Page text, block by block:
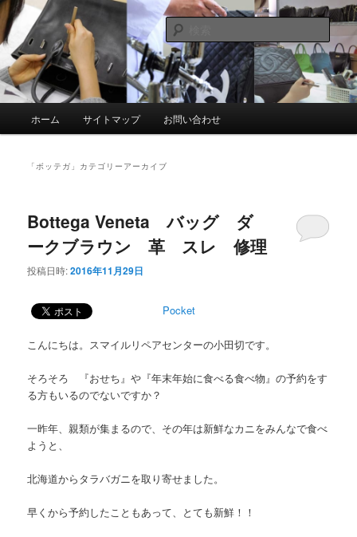
メ
イ
ン
ン
テ
サ
ブ
コ
テ
ン
革製品リペア専門店 スマイルリペ
アセンター
スマイルリペアセンター中の人ブログ
検
索
ホーム サイトマップ お問い合わせ
「ボッテガ 」カテゴリーアーカイブ
Bottega Veneta バッグ ダ
ークブラウン 革 スレ 修理
投稿日時:2016年11月29日
Pocket
こんにちは。スマイルリペアセンターの小田切です。
そろそろ 『おせち』や『年末年始に食べる食べ物』の予約をす
る方もいるのでないですか？
一昨年、親類が集まるので、その年は新鮮なカニをみんなで食べ
ようと、
北海道からタラバガニを取り寄せました。
早くから予約したこともあって、とても新鮮！！